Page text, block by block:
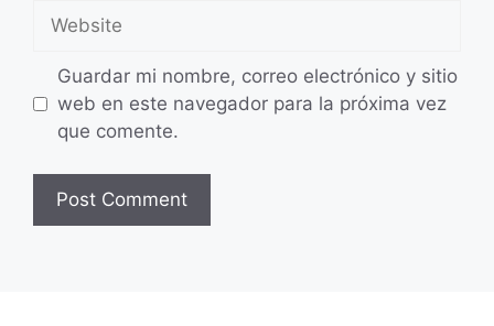
Website
Guardar mi nombre, correo electrónico y sitio
web en este navegador para la próxima vez
que comente.